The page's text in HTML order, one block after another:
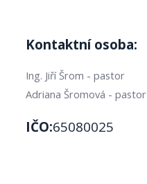
Kontaktní osoba:
Ing. Jiří Šrom - pastor
Adriana Šromová - pastor
IČO:65080025